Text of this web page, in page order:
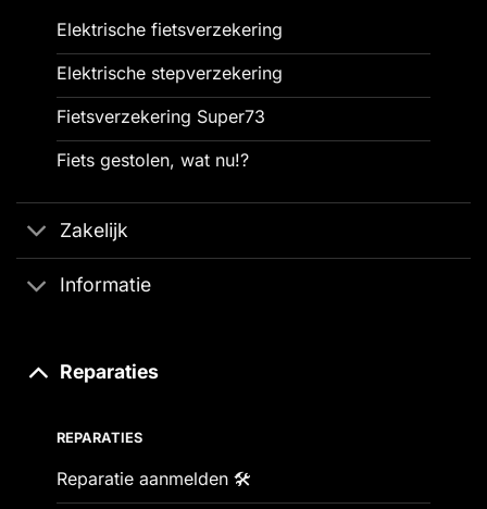
Elektrische fietsverzekering
Elektrische stepverzekering
Fietsverzekering Super73
Fiets gestolen, wat nu!?
Zakelijk
Informatie
Reparaties
REPARATIES
Reparatie aanmelden 🛠️